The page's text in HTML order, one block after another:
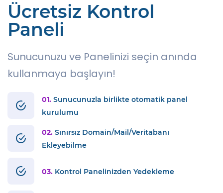
Ücretsiz Kontrol
Paneli
Sunucunuzu ve Panelinizi seçin anında
kullanmaya başlayın!
01. Sunucunuzla birlikte otomatik panel
kurulumu
02. Sınırsız Domain/Mail/Veritabanı
Ekleyebilme
03. Kontrol Panelinizden Yedekleme